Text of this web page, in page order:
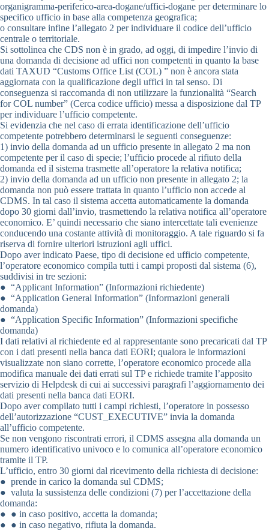
organigramma-periferico-area-dogane/uffici-dogane per determinare lo
specifico ufficio in base alla competenza geografica;
o consultare infine l’allegato 2 per individuare il codice dell’ufficio
centrale o territoriale.
Si sottolinea che CDS non è in grado, ad oggi, di impedire l’invio di
una domanda di decisione ad uffici non competenti in quanto la base
dati TAXUD “Customs Office List (COL) ” non è ancora stata
aggiornata con la qualificazione degli uffici in tal senso. Di
conseguenza si raccomanda di non utilizzare la funzionalità “Search
for COL number” (Cerca codice ufficio) messa a disposizione dal TP
per individuare l’ufficio competente.
Si evidenzia che nel caso di errata identificazione dell’ufficio
competente potrebbero determinarsi le seguenti conseguenze:
1) invio della domanda ad un ufficio presente in allegato 2 ma non
competente per il caso di specie; l’ufficio procede al rifiuto della
domanda ed il sistema trasmette all’operatore la relativa notifica;
2) invio della domanda ad un ufficio non presente in allegato 2; la
domanda non può essere trattata in quanto l’ufficio non accede al
CDMS. In tal caso il sistema accetta automaticamente la domanda
dopo 30 giorni dall’invio, trasmettendo la relativa notifica all’operatore
economico. E’ quindi necessario che siano intercettate tali evenienze
conducendo una costante attività di monitoraggio. A tale riguardo si fa
riserva di fornire ulteriori istruzioni agli uffici.
Dopo aver indicato Paese, tipo di decisione ed ufficio competente,
l’operatore economico compila tutti i campi proposti dal sistema (6),
suddivisi in tre sezioni:
● “Applicant Information” (Informazioni richiedente)
● “Application General Information” (Informazioni generali
domanda)
● “Application Specific Information” (Informazioni specifiche
domanda)
I dati relativi al richiedente ed al rappresentante sono precaricati dal TP
con i dati presenti nella banca dati EORI; qualora le informazioni
visualizzate non siano corrette, l’operatore economico procede alla
modifica manuale dei dati errati sul TP e richiede tramite l’apposito
servizio di Helpdesk di cui ai successivi paragrafi l’aggiornamento dei
dati presenti nella banca dati EORI.
Dopo aver compilato tutti i campi richiesti, l’operatore in possesso
dell’autorizzazione “CUST_EXECUTIVE” invia la domanda
all’ufficio competente.
Se non vengono riscontrati errori, il CDMS assegna alla domanda un
numero identificativo univoco e lo comunica all’operatore economico
tramite il TP.
L’ufficio, entro 30 giorni dal ricevimento della richiesta di decisione:
● prende in carico la domanda sul CDMS;
● valuta la sussistenza delle condizioni (7) per l’accettazione della
domanda:
● ● in caso positivo, accetta la domanda;
● ● in caso negativo, rifiuta la domanda.